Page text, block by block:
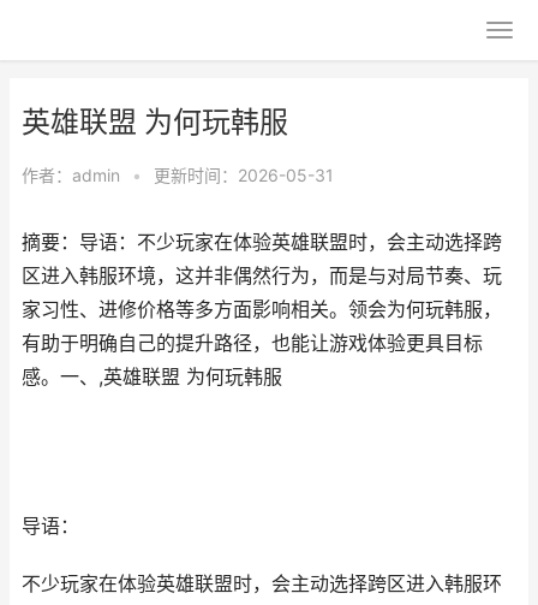
英雄联盟 为何玩韩服
作者： admin • 更新时间：2026-05-31
摘要：导语：不少玩家在体验英雄联盟时，会主动选择跨
区进入韩服环境，这并非偶然行为，而是与对局节奏、玩
家习性、进修价格等多方面影响相关。领会为何玩韩服，
有助于明确自己的提升路径，也能让游戏体验更具目标
感。一、,英雄联盟 为何玩韩服
导语：
不少玩家在体验英雄联盟时，会主动选择跨区进入韩服环